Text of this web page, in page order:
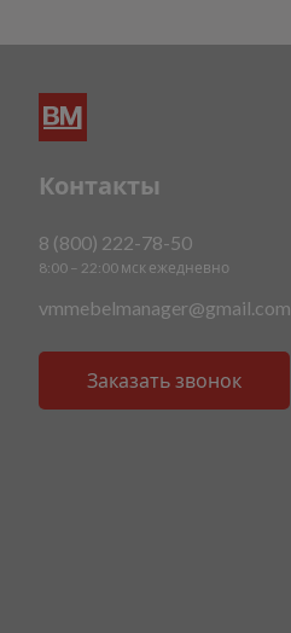
Контакты
8 (800) 222-78-50
8:00 – 22:00 мск ежедневно
vmmebelmanager@gmail.com
Заказать звонок